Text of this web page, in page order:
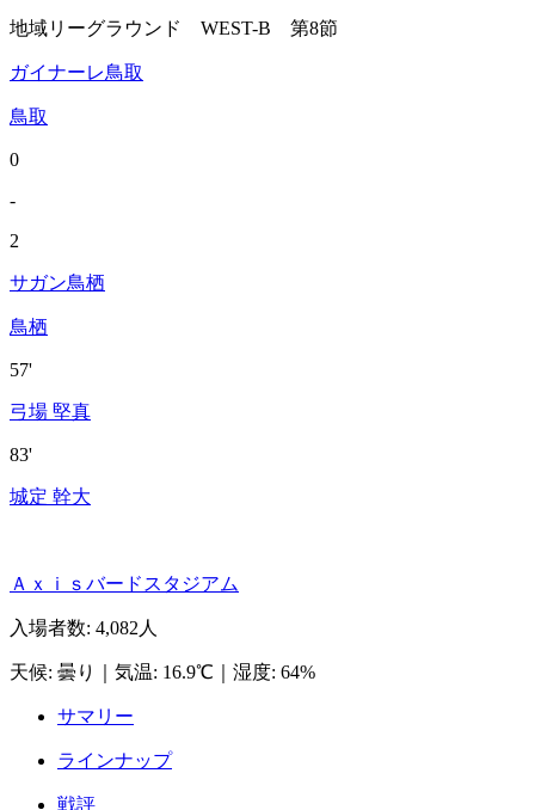
地域リーグラウンド WEST-B 第8節
ガイナーレ鳥取
鳥取
0
-
2
サガン鳥栖
鳥栖
57'
弓場 堅真
83'
城定 幹大
Ａｘｉｓバードスタジアム
入場者数: 4,082人
天候: 曇り 気温: 16.9℃ 湿度: 64%
サマリー
ラインナップ
戦評